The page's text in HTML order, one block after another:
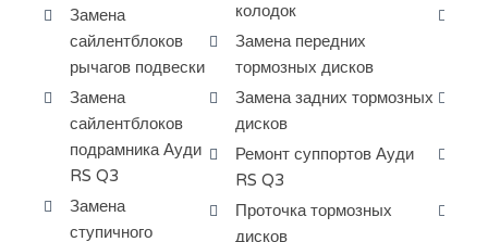
Замена
сайлентблоков
рычагов подвески
Замена
сайлентблоков
подрамника Ауди
RS Q3
Замена
ступичного
колодок
Замена передних
тормозных дисков
Замена задних тормозных
дисков
Ремонт суппортов Ауди
RS Q3
Проточка тормозных
дисков